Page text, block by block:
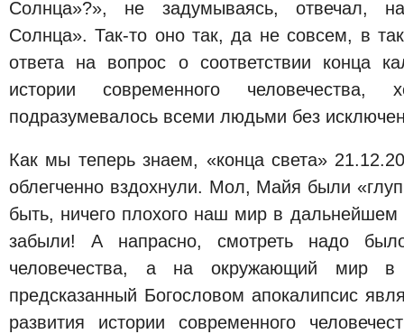
Солнца»?», не задумываясь, отвечал,
Солнца». Так-то оно так, да не совсем, в
ответа на вопрос о соответствии конца
истории современного человечества,
подразумевалось всеми людьми без
Как мы теперь знаем, «конца света»
облегченно вздохнули. Мол, Майя были
быть, ничего плохого наш мир в
забыли! А напрасно, смотреть надо
человечества, а на окружающий мир
предсказанный Богословом апокалипсис
развития истории современного